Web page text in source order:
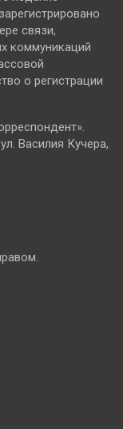
зарегистрировано
связи,
коммуникаций
о регистрации
Василия Кучера,